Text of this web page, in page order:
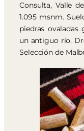
Consulta, Valle
1.095 msnm.
piedras ovaladas
un antiguo río.
Selección de